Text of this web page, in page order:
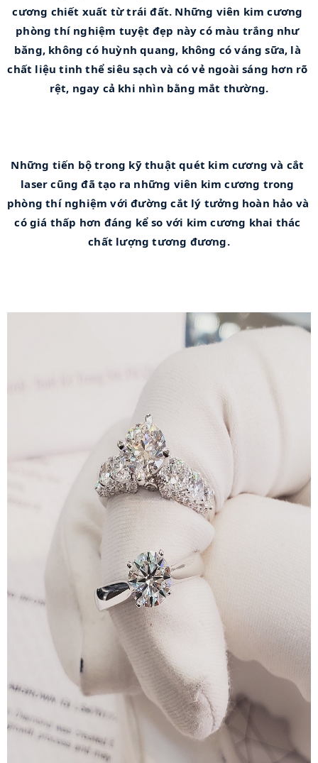
cương chiết xuất từ ​​trái đất. Những viên kim cương
phòng thí nghiệm tuyệt đẹp này có màu trắng như
băng, không có huỳnh quang, không có váng sữa, là
chất liệu tinh thể siêu sạch và có vẻ ngoài sáng hơn rõ
rệt, ngay cả khi nhìn bằng mắt thường.
Những tiến bộ trong kỹ thuật quét kim cương và cắt
laser cũng đã tạo ra những viên kim cương trong
phòng thí nghiệm với đường cắt lý tưởng hoàn hảo và
có giá thấp hơn đáng kể so với kim cương khai thác
chất lượng tương đương.